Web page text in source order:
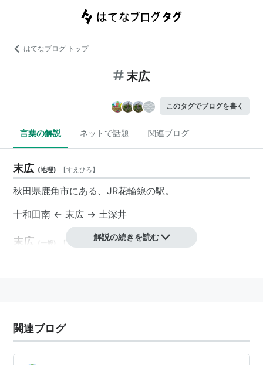
はてなブログ トップ
末広
このタグでブログを書く
言葉の解説 ネットで話題 関連ブログ
末広 (地理) 【すえひろ】
秋田県鹿角市にある、JR花輪線の駅。
十和田南 ← 末広 → 土深井
末広 ( 一般 ) 【すえひろ 】
解説の続きを読む
関連ブログ